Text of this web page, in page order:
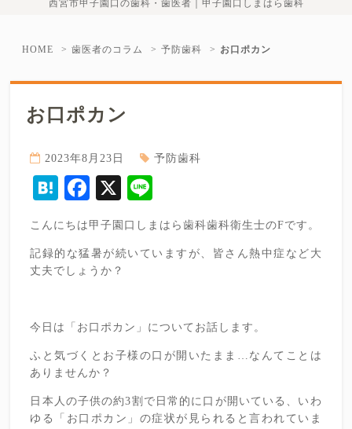
西宮市甲子園口の歯科・歯医者｜甲子園口しまはら歯科
HOME 歯医者のコラム 予防歯科 お口ポカン
お口ポカン
2023年8月23日 予防歯科
HatenaFacebook
X
こんにちは甲子園口しまはら歯科歯科衛生士のFです。
記録的な猛暑が続いていますが、皆さん熱中症など大
丈夫でしょうか？
今日は「お口ポカン」についてお話します。
ふと気づくとお子様の口が開いたまま…なんてことは
ありませんか？
日本人の子供の約3割で日常的に口が開いている、いわ
ゆる「お口ポカン」の症状が見られると言われていま